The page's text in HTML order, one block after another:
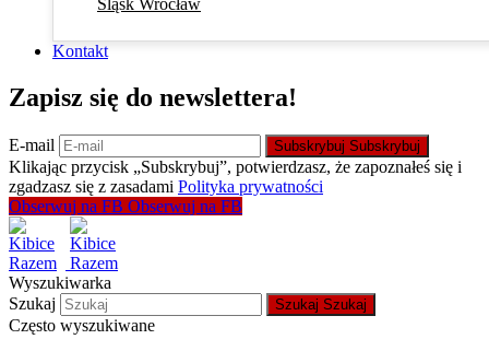
Kontakt
Zapisz się do newslettera!
E-mail Subskrybuj Subskrybuj
Klikając przycisk „Subskrybuj”, potwierdzasz, że zapoznałeś się i
zgadzasz się z zasadami Polityka prywatności
Obserwuj na FB Obserwuj na FB
Wyszukiwarka
Szukaj
Szukaj Szukaj
Często wyszukiwane